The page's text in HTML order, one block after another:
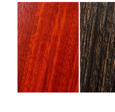
MOKUBA について
商品情報
直営店